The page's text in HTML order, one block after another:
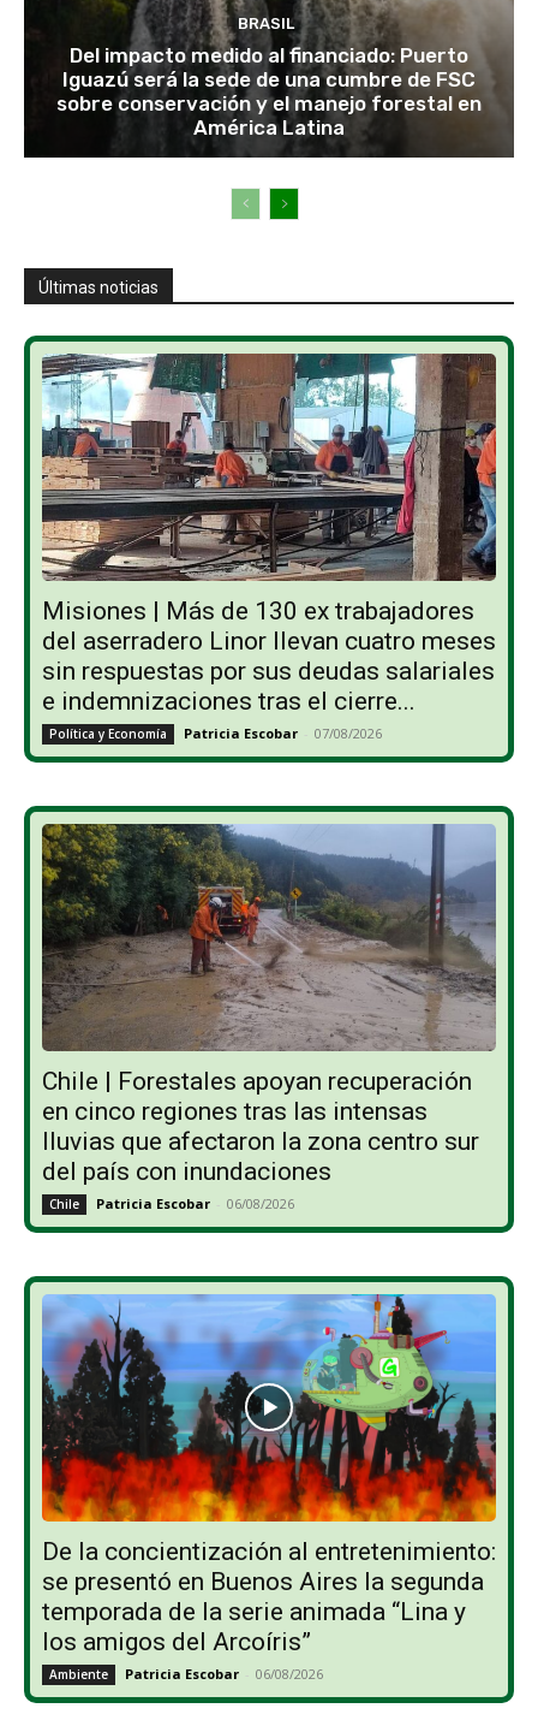
BRASIL
Del impacto medido al financiado: Puerto
Iguazú será la sede de una cumbre de FSC
sobre conservación y el manejo forestal en
América Latina
Últimas noticias
Misiones | Más de 130 ex trabajadores
del aserradero Linor llevan cuatro meses
sin respuestas por sus deudas salariales
e indemnizaciones tras el cierre...
Política y Economía Patricia Escobar - 07/08/2026
Chile | Forestales apoyan recuperación
en cinco regiones tras las intensas
lluvias que afectaron la zona centro sur
del país con inundaciones
Chile Patricia Escobar - 06/08/2026
De la concientización al entretenimiento:
se presentó en Buenos Aires la segunda
temporada de la serie animada “Lina y
los amigos del Arcoíris”
Ambiente Patricia Escobar - 06/08/2026